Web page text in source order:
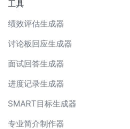
工具
绩效评估生成器
讨论板回应生成器
面试回答生成器
进度记录生成器
SMART目标生成器
专业简介制作器